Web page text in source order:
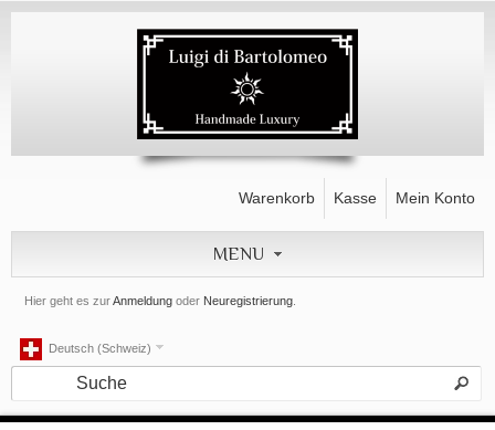
Hier geht es zurAnmeldung oder Neuregistrierung
Warenkorb Kasse Mein Konto
MENU
Deutsch (Schweiz)